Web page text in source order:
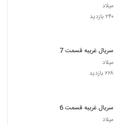
میلاد
۲۴۰ بازدید
سریال غریبه قسمت 7
میلاد
۲۲۸ بازدید
سریال غریبه قسمت 6
میلاد